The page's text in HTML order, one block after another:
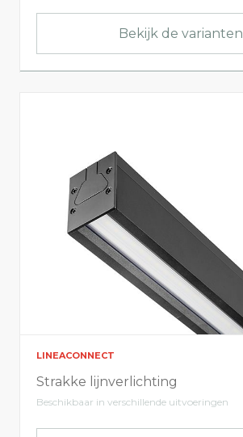
Bekijk de varianten
LINEACONNECT
Strakke lijnverlichting
Beschikbaar in verschillende uitvoeringen